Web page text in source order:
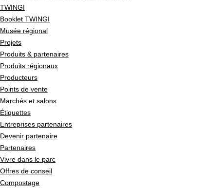
TWINGI
Booklet TWINGI
Musée régional
Projets
Produits & partenaires
Produits régionaux
Producteurs
Points de vente
Marchés et salons
Étiquettes
Entreprises partenaires
Devenir partenaire
Partenaires
Vivre dans le parc
Offres de conseil
Compostage